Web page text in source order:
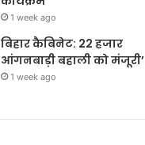
1 week ago
बिहार कैबिनेट: 22 हजार
आंगनबाड़ी बहाली को मंजूरी’
1 week ago